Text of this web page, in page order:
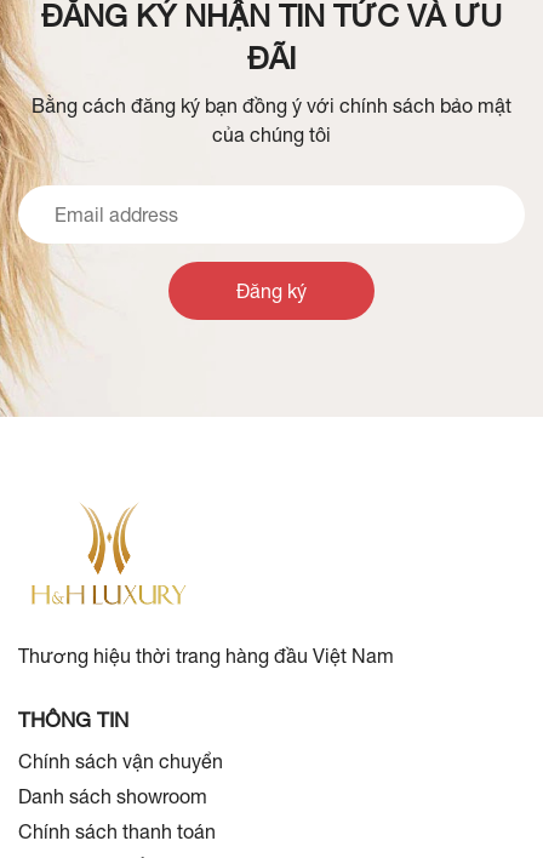
ĐĂNG KÝ NHẬN TIN TỨC VÀ ƯU
ĐÃI
Bằng cách đăng ký bạn đồng ý với chính sách bảo mật
của chúng tôi
Đăng ký
Thương hiệu thời trang hàng đầu Việt Nam
THÔNG TIN
Chính sách vận chuyển
Danh sách showroom
Chính sách thanh toán